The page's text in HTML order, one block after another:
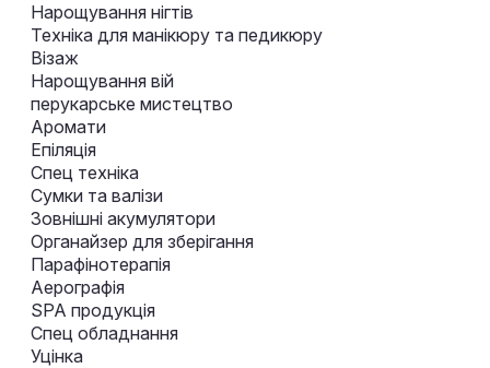
Нарощування нігтів
Техніка для манікюру та педикюру
Візаж
Нарощування вій
перукарське мистецтво
Аромати
Епіляція
Спец техніка
Сумки та валізи
Зовнішні акумулятори
Органайзер для зберігання
Парафінотерапія
Аерографія
SPA продукція
Спец обладнання
Уцінка